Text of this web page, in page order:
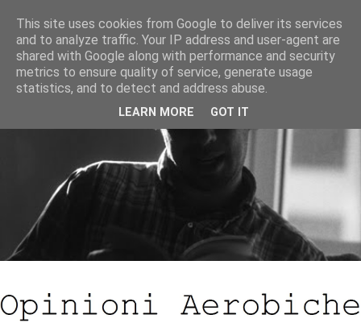
This site uses cookies from Google to deliver its services
and to analyze traffic. Your IP address and user-agent are
shared with Google along with performance and security
metrics to ensure quality of service, generate usage
statistics, and to detect and address abuse.
LEARN MORE GOT IT